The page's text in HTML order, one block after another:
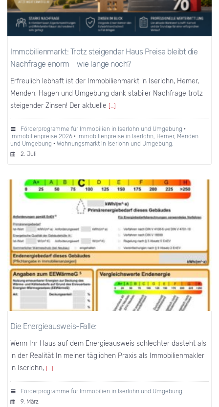
Immobilienmarkt: Trotz steigender Haus Preise bleibt die
Nachfrage enorm – wie lange noch?
Erfreulich lebhaft ist der Immobilienmarkt in Iserlohn, Hemer,
Menden, Hagen und Umgebung dank stabiler Nachfrage trotz
steigender Zinsen! Der aktuelle […]
Förderprogramme für Immobilien in Iserlohn und Umgebung ·
Immobilienpreise 2026 · Immobilienpreise in Iserlohn, Hemer, Menden
und Umgebung · Wohnungsmarkt in Iserlohn und Umgebung.
2. Juli
Die Energieausweis-Falle:
Wenn Ihr Haus auf dem Energieausweis schlechter dasteht als
in der Realität In meiner täglichen Praxis als Immobilienmakler
in Iserlohn, […]
Förderprogramme für Immobilien in Iserlohn und Umgebung
9. März